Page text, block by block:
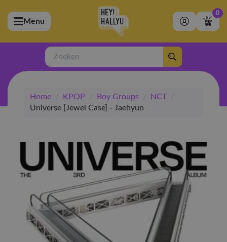
(Artiesten)
(Merchandise)
(Exclusive)
(Winkel)
Menu
0
Zoeken
Home / KPOP / Boy Groups / NCT
/
Universe [Jewel Case] - Jaehyun